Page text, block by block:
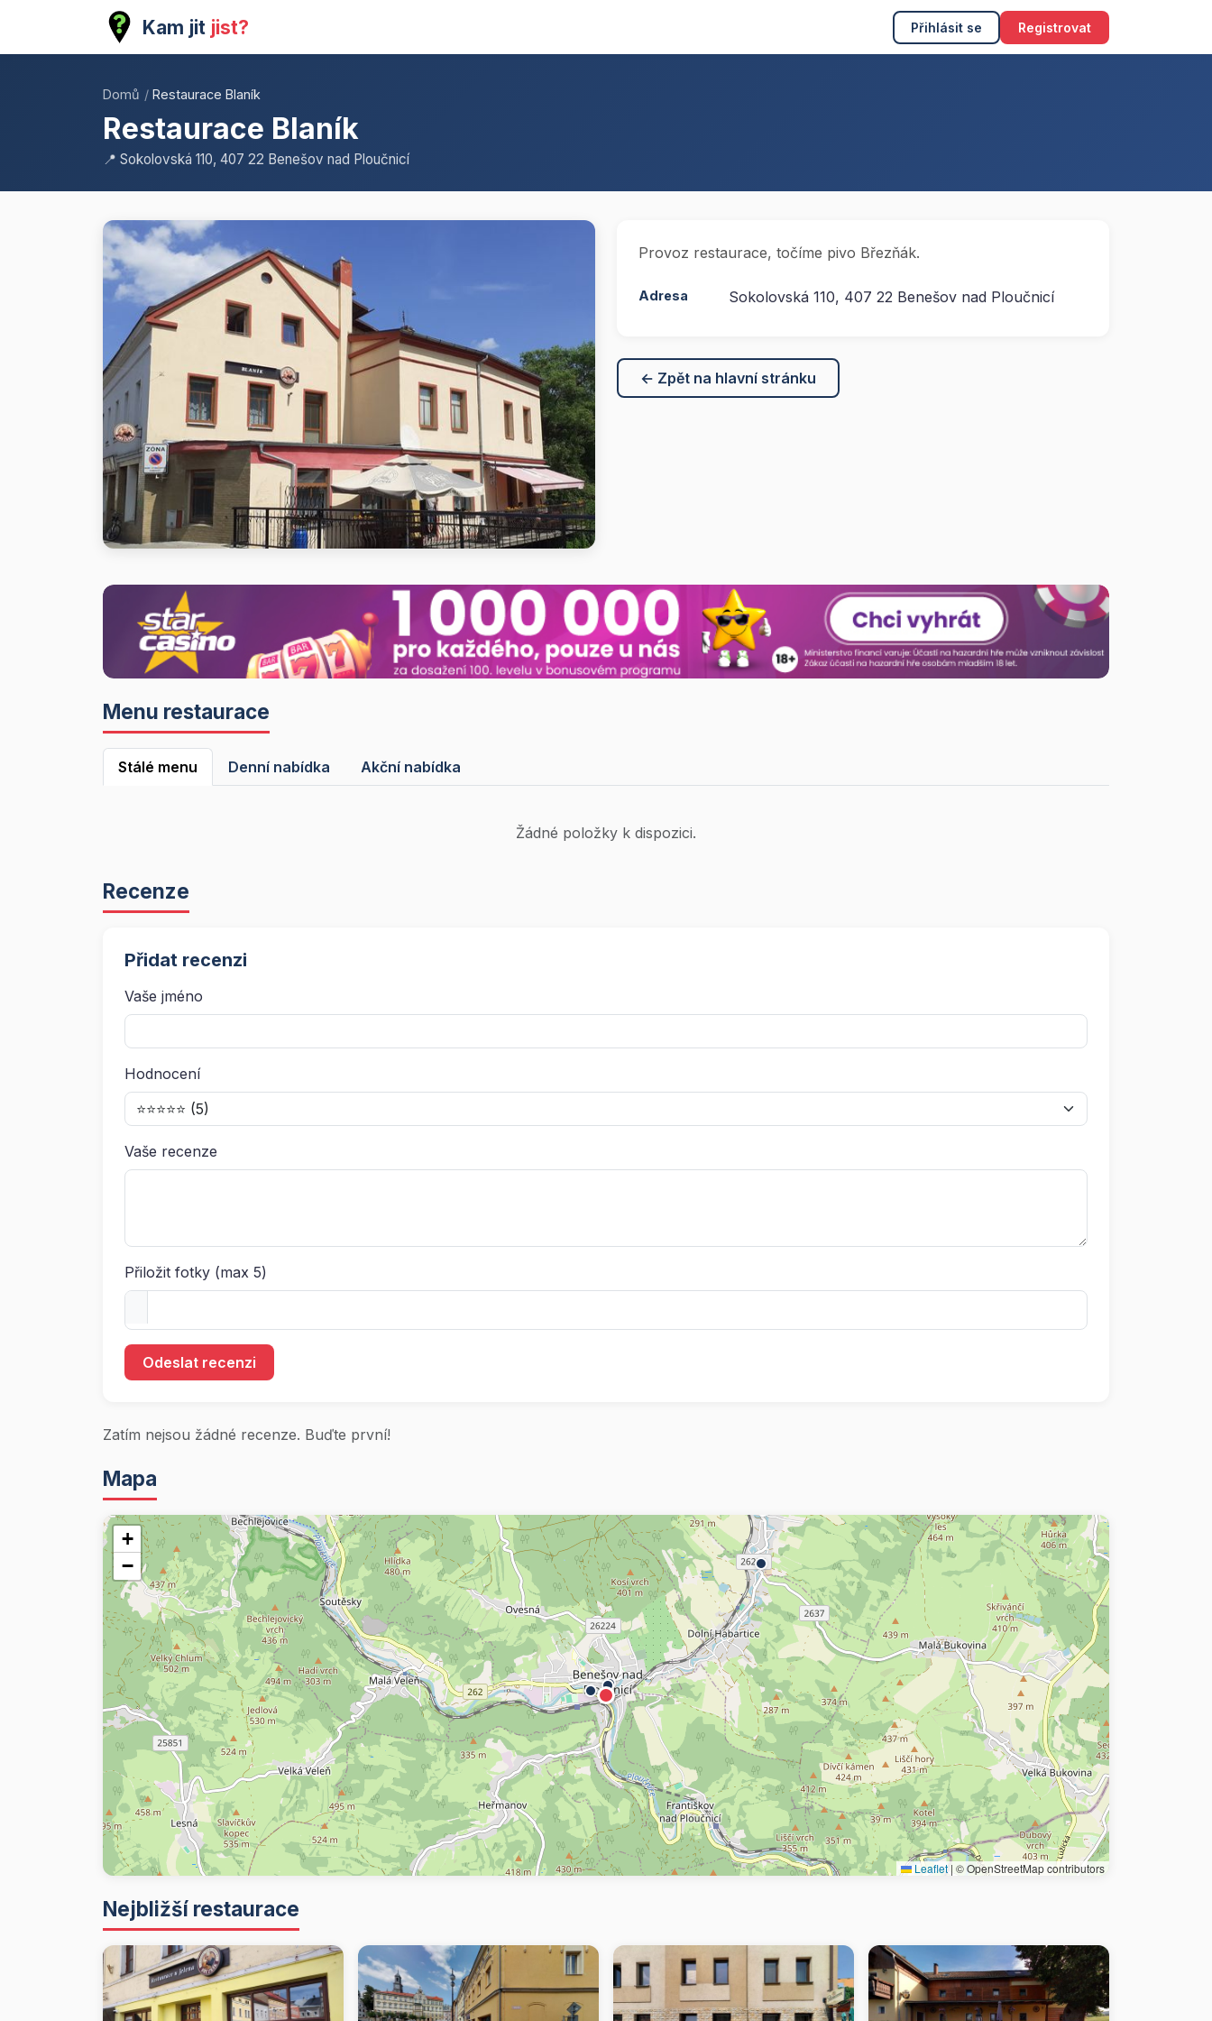
Kam jit jist? Přihlásit se Registrovat
Domů / Restaurace Blaník
Restaurace Blaník
📍 Sokolovská 110, 407 22 Benešov nad Ploučnicí
Provoz restaurace, točíme pivo Březňák.
Adresa Sokolovská 110, 407 22 Benešov nad Ploučnicí
← Zpět na hlavní stránku
Menu restaurace
Stálé menu Denní nabídka Akční nabídka
Žádné položky k dispozici.
Recenze
Přidat recenzi
Vaše jméno
Hodnocení
Vaše recenze
Přiložit fotky (max 5)
Odeslat recenzi
Zatím nejsou žádné recenze. Buďte první!
Mapa
+
−
Leaflet | © OpenStreetMap contributors
Nejbližší restaurace